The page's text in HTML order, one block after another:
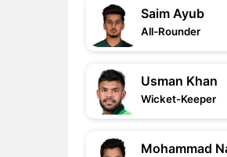
Saim Ayub
All-Rounder
Usman Khan
Wicket-Keeper
Mohammad